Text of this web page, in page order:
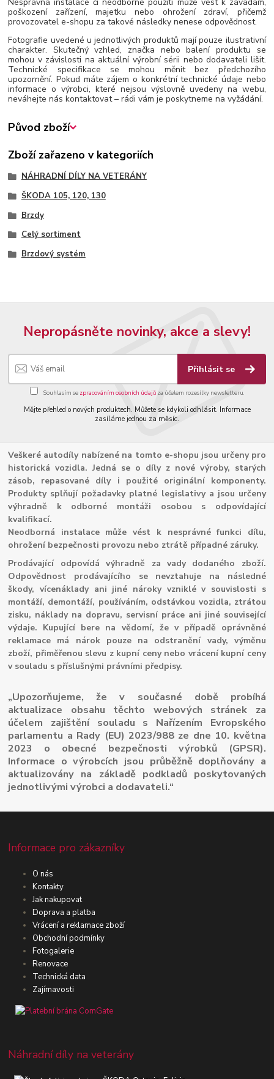
poškození zařízení, majetku nebo ohrožení zdraví, přičemž
provozovatel e-shopu za takové následky nenese odpovědnost.
Fotografie uvedené u jednotlivých produktů mají pouze ilustrativní
charakter. Skutečný vzhled, značka nebo balení produktu se
mohou v závislosti na aktuální výrobní sérii nebo dodavateli lišit.
Technické specifikace se mohou měnit bez předchozího
upozornění. Pokud máte zájem o konkrétní technické údaje nebo
informace o výrobci, které nejsou výslovně uvedeny na webu,
neváhejte nás kontaktovat – rádi vám je poskytneme na vyžádání.
Původ zboží
Zboží zařazeno v kategoriích
NÁHRADNÍ DÍLY NA VETERÁNY
ŠKODA 105, 120, 130
Brzdy
Celý sortiment
Brzdový systém
Nepropásněte novinky, akce a slevy!
Přihlásit se
Souhlasím se zpracováním osobních údajůza účelem rozesílky newsletteru.
Mějte přehled o nových produktech. Můžete se kdykoli odhlásit. Informace
zasíláme jednou za měsíc.
Veškeré autodíly nabízené na tomto e-shopu jsou určeny pro
historická vozidla. Jedná se o díly z nové výroby, starých
zásob, repasované díly i použité originální komponenty.
Produkty splňují požadavky platné legislativy a jsou určeny
výhradně k odborné montáži osobou s odpovídající
kvalifikací.
Neodborná instalace může vést k nesprávné funkci dílu,
ohrožení bezpečnosti provozu nebo ztrátě případné záruky.
Prodávající odpovídá výhradně za vady dodaného zboží.
Odpovědnost prodávajícího se nevztahuje na následné
škody, vícenáklady ani jiné nároky vzniklé v souvislosti s
montáží, demontáží, používáním, odstávkou vozidla, ztrátou
zisku, náklady na dopravu, servisní práce ani jiné související
výdaje. Kupující bere na vědomí, že v případě oprávněné
reklamace má nárok pouze na odstranění vady, výměnu
zboží, přiměřenou slevu z kupní ceny nebo vrácení kupní ceny
v souladu s příslušnými právními předpisy.
„Upozorňujeme, že v současné době probíhá
aktualizace obsahu těchto webových stránek za
účelem zajištění souladu s Nařízením Evropského
parlamentu a Rady (EU) 2023/988 ze dne 10. května
2023 o obecné bezpečnosti výrobků (GPSR).
Informace o výrobcích jsou průběžně doplňovány a
aktualizovány na základě podkladů poskytovaných
jednotlivými výrobci a dodavateli.“
Informace pro zákazníky
O nás
Kontakty
Jak nakupovat
Doprava a platba
Vrácení a reklamace zboží
Obchodní podmínky
Fotogalerie
Renovace
Technická data
Zajímavosti
Náhradní díly na veterány